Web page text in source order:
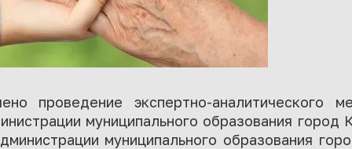
проведение экспертно-аналитического
муниципального образования город
муниципального образования